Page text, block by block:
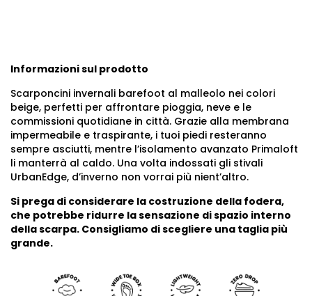
Informazioni sul prodotto
Scarponcini invernali barefoot al malleolo nei colori
beige, perfetti per affrontare pioggia, neve e le
commissioni quotidiane in città. Grazie alla membrana
impermeabile e traspirante, i tuoi piedi resteranno
sempre asciutti, mentre l’isolamento avanzato Primaloft
li manterrà al caldo. Una volta indossati gli stivali
UrbanEdge, d’inverno non vorrai più nient’altro.
Si prega di considerare la costruzione della fodera,
che potrebbe ridurre la sensazione di spazio interno
della scarpa. Consigliamo di scegliere una taglia più
grande.